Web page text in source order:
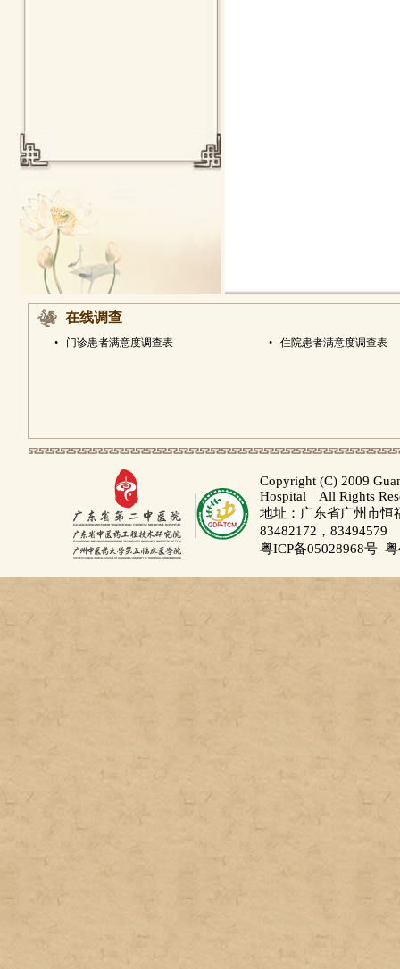
在线调查
• 门诊患者满意度调查表 • 住院患者满意度调查表
Copyright (C) 2009
Hospital All Rights
地址：广东省广州市
83482172，83494579
粤ICP备05028968号